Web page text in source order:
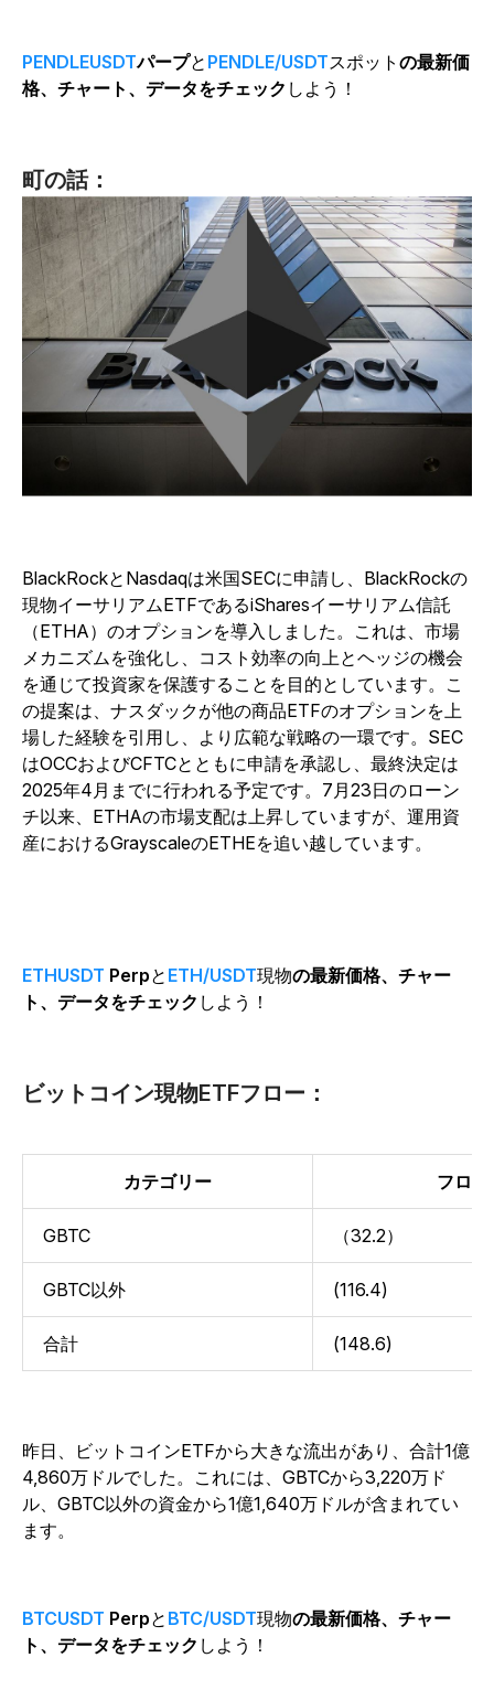
PENDLEUSDTパープと PENDLE/USDTスポット の最新価
格、チャート、データをチェック しよう！
町の話：
BlackRockとNasdaqは米国SECに申請し、BlackRockの
現物イーサリアムETFであるiSharesイーサリアム信託
（ETHA）のオプションを導入しました。これは、市場
メカニズムを強化し、コスト効率の向上とヘッジの機会
を通じて投資家を保護することを目的としています。 こ
の提案は、ナスダックが他の商品ETFのオプションを上
場した経験を引用し、より広範な戦略の一環です。SEC
はOCCおよびCFTCとともに申請を承認し、最終決定は
2025年4月までに行われる予定です。7月23日のローン
チ以来、ETHAの市場支配は上昇していますが、運用資
産におけるGrayscaleのETHEを追い越しています。
ETHUSDT Perpと ETH/USDT現物の最新価格、チャー
ト、データをチェック しよう！
ビットコイン現物ETFフロー：
カテゴリー フロ
GBTC （32.2）
GBTC以外 (116.4)
合計 (148.6)
昨日、ビットコインETFから大きな流出があり、合計1億
4,860万ドルでした。これには、GBTCから3,220万ド
ル、GBTC以外の資金から1億1,640万ドルが含まれてい
ます。
BTCUSDT Perpと BTC/USDT現物の最新価格、チャー
ト、データをチェック しよう！